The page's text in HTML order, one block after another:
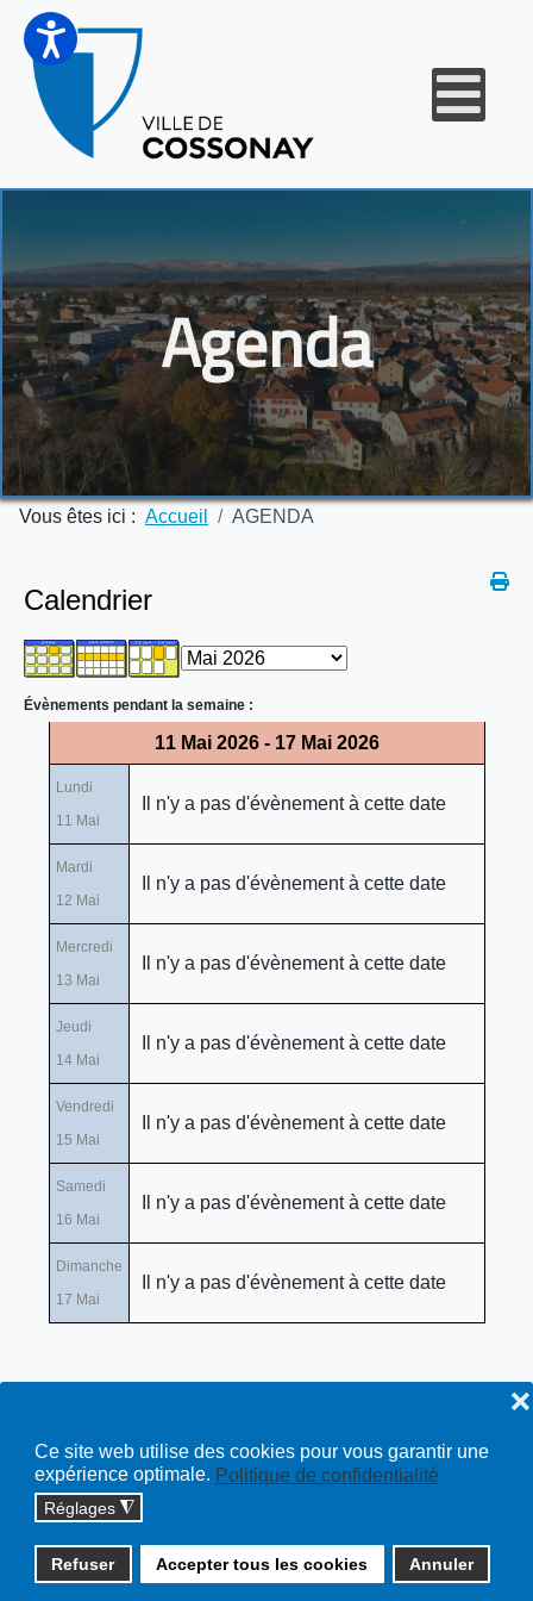
Ce site web utilise des cookies pour vous garantir une
expérience optimale. Politique de confidentialité
Réglages ◮
Refuser Accepter tous les cookies Annuler
❌
Agenda
Vous êtes ici : Accueil AGENDA
Calendrier
Évènements pendant la semaine :
11 Mai 2026 - 17 Mai 2026
Lundi
11 Mai
Il n'y a pas d'évènement à cette date
Mardi
12 Mai
Il n'y a pas d'évènement à cette date
Mercredi
13 Mai
Il n'y a pas d'évènement à cette date
Jeudi
14 Mai
Il n'y a pas d'évènement à cette date
Vendredi
15 Mai
Il n'y a pas d'évènement à cette date
Samedi
16 Mai
Il n'y a pas d'évènement à cette date
Dimanche
17 Mai
Il n'y a pas d'évènement à cette date
Copyright © 2026 cossonay.ch - tous droits réservés | site :
solutions informatiques